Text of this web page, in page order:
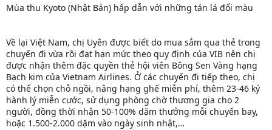
Mùa thu Kyoto (Nhật Bản) hấp dẫn với những tán lá đổi màu
Về lại Việt Nam, chị Uyên được biết do mua sắm qua thẻ trong
chuyến đi vừa rồi đạt hạn mức theo quy định của VIB nên chị
được nhận thêm đặc quyền thẻ hội viên Bông Sen Vàng hạng
Bạch kim của Vietnam Airlines. Ở các chuyến đi tiếp theo, chị
có thể chọn chỗ ngồi, nâng hạng ghế miễn phí, thêm 23-46 ký
hành lý miễn cước, sử dụng phòng chờ thương gia cho 2
người, đồng thời nhận 50-100% dặm thưởng mỗi chuyến bay,
hoặc 1.500-2.000 dặm vào ngày sinh nhật,…